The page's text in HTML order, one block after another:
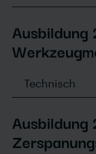
Ausbildung
Technisch
Ausbildung